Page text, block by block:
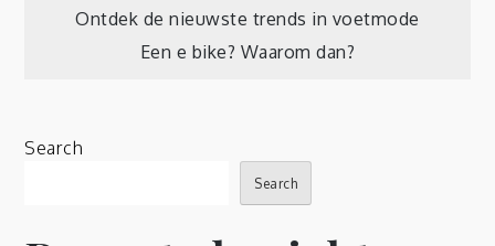
Post
Ontdek de nieuwste trends in voetmode
Een e bike? Waarom dan?
Search
Search